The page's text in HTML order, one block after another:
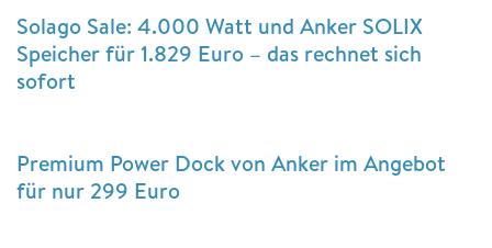
Solago Sale: 4.000 Watt und Anker SOLIX
Speicher für 1.829 Euro – das rechnet sich
sofort
Premium Power Dock von Anker im Angebot
für nur 299 Euro